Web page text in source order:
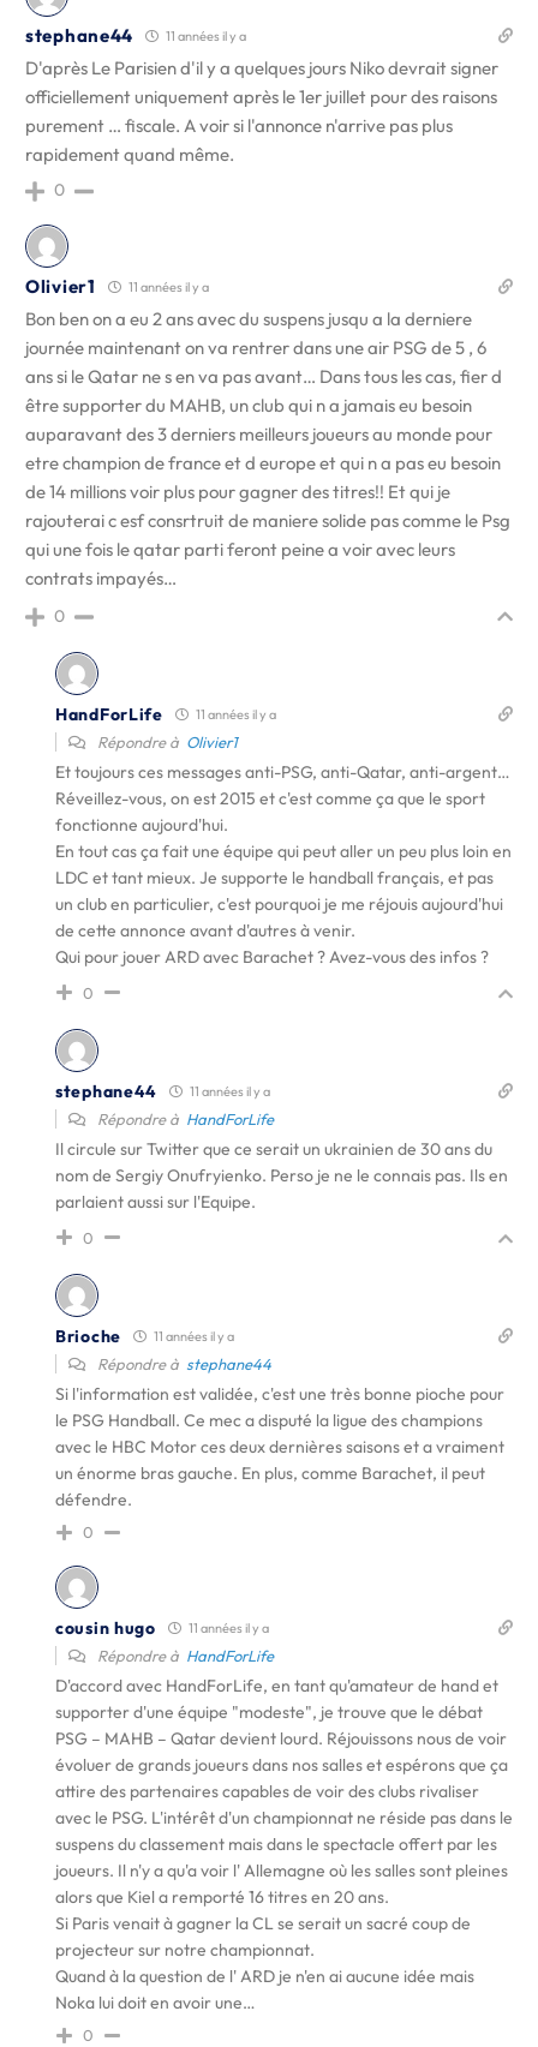
stephane44 11 années il y a
D'après Le Parisien d'il y a quelques jours Niko devrait signer
officiellement uniquement après le 1er juillet pour des raisons
purement … fiscale. A voir si l'annonce n'arrive pas plus
rapidement quand même.
0
Olivier1 11 années il y a
Bon ben on a eu 2 ans avec du suspens jusqu a la derniere
journée maintenant on va rentrer dans une air PSG de 5 , 6
ans si le Qatar ne s en va pas avant… Dans tous les cas, fier d
être supporter du MAHB, un club qui n a jamais eu besoin
auparavant des 3 derniers meilleurs joueurs au monde pour
etre champion de france et d europe et qui n a pas eu besoin
de 14 millions voir plus pour gagner des titres!! Et qui je
rajouterai c esf consrtruit de maniere solide pas comme le Psg
qui une fois le qatar parti feront peine a voir avec leurs
contrats impayés…
0
HandForLife 11 années il y a
Répondre à Olivier1
Et toujours ces messages anti-PSG, anti-Qatar, anti-argent…
Réveillez-vous, on est 2015 et c'est comme ça que le sport
fonctionne aujourd'hui.
En tout cas ça fait une équipe qui peut aller un peu plus loin en
LDC et tant mieux. Je supporte le handball français, et pas
un club en particulier, c'est pourquoi je me réjouis aujourd'hui
de cette annonce avant d'autres à venir.
Qui pour jouer ARD avec Barachet ? Avez-vous des infos ?
0
stephane44 11 années il y a
Répondre à HandForLife
Il circule sur Twitter que ce serait un ukrainien de 30 ans du
nom de Sergiy Onufryienko. Perso je ne le connais pas. Ils en
parlaient aussi sur l'Equipe.
0
Brioche 11 années il y a
Répondre à stephane44
Si l'information est validée, c'est une très bonne pioche pour
le PSG Handball. Ce mec a disputé la ligue des champions
avec le HBC Motor ces deux dernières saisons et a vraiment
un énorme bras gauche. En plus, comme Barachet, il peut
défendre.
0
cousin hugo 11 années il y a
Répondre à HandForLife
D'accord avec HandForLife, en tant qu'amateur de hand et
supporter d'une équipe "modeste", je trouve que le débat
PSG – MAHB – Qatar devient lourd. Réjouissons nous de voir
évoluer de grands joueurs dans nos salles et espérons que ça
attire des partenaires capables de voir des clubs rivaliser
avec le PSG. L'intérêt d'un championnat ne réside pas dans le
suspens du classement mais dans le spectacle offert par les
joueurs. Il n'y a qu'a voir l' Allemagne où les salles sont pleines
alors que Kiel a remporté 16 titres en 20 ans.
Si Paris venait à gagner la CL se serait un sacré coup de
projecteur sur notre championnat.
Quand à la question de l' ARD je n'en ai aucune idée mais
Noka lui doit en avoir une…
0